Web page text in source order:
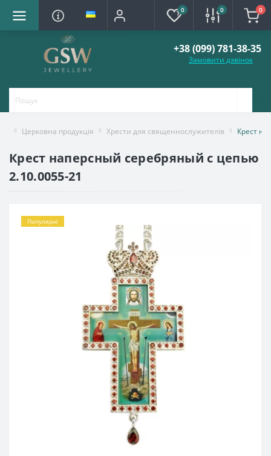
0 0 0
+38 (099) 781-38-35
Замовити дзвінок
Церковна продукція Хрести для священнослужителів Крест
Крест наперсный серебряный с цепью
2.10.0055-21
Популярні